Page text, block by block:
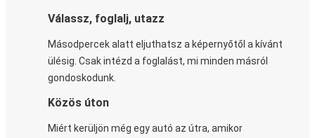
Válassz, foglalj, utazz
Másodpercek alatt eljuthatsz a képernyőtől a kívánt
ülésig. Csak intézd a foglalást, mi minden másról
gondoskodunk.
Közös úton
Miért kerüljön még egy autó az útra, amikor